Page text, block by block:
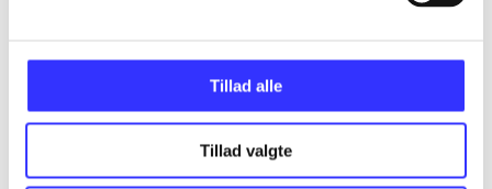
Tillad alle
Tillad valgte
Minder om